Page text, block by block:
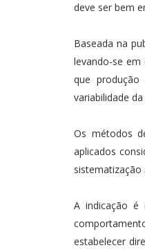
deve ser bem
Baseada na
levando-se
que
variabilidade
Os métodos
aplicados
sistematização
A indicação é
estabelecer